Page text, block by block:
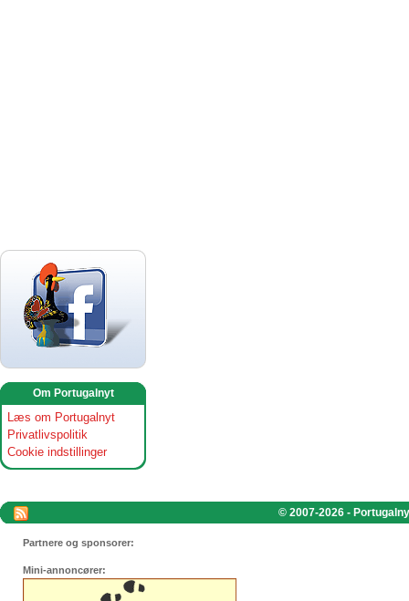
Om Portugalnyt
Læs om Portugalnyt
Privatlivspolitik
Cookie indstillinger
© 2007-2026 -
Partnere og sponsorer:
Mini-annoncører: